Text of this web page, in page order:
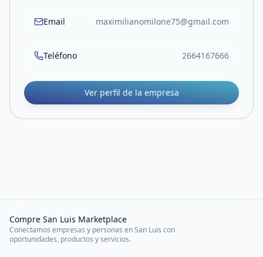
Email maximilianomilone75@gmail.com
Teléfono 2664167666
Ver perfil de la empresa
Compre San Luis Marketplace
Conectamos empresas y personas en San Luis con
oportunidades, productos y servicios.